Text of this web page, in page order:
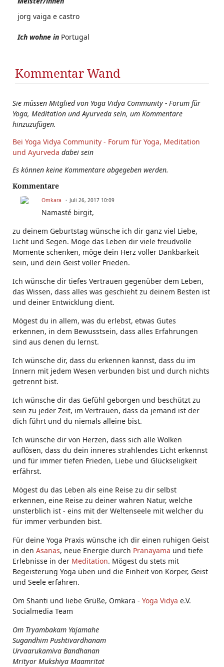
jorg vaiga e castro
Ich wohne in Portugal
Kommentar Wand
Sie müssen Mitglied von Yoga Vidya Community - Forum für
Yoga, Meditation und Ayurveda sein, um Kommentare
hinzuzufügen.
Bei Yoga Vidya Community - Forum für Yoga, Meditation
und Ayurveda dabei sein
Es können keine Kommentare abgegeben werden.
Kommentare
Omkara Juli 26, 2017 10:09
Namasté birgit,
zu deinem Geburtstag wünsche ich dir ganz viel Liebe,
Licht und Segen. Möge das Leben dir viele freudvolle
Momente schenken, möge dein Herz voller Dankbarkeit
sein, und dein Geist voller Frieden.
Ich wünsche dir tiefes Vertrauen gegenüber dem Leben,
das Wissen, dass alles was geschieht zu deinem Besten ist
und deiner Entwicklung dient.
Mögest du in allem, was du erlebst, etwas Gutes
erkennen, in dem Bewusstsein, dass alles Erfahrungen
sind aus denen du lernst.
Ich wünsche dir, dass du erkennen kannst, dass du im
Innern mit jedem Wesen verbunden bist und durch nichts
getrennt bist.
Ich wünsche dir das Gefühl geborgen und beschützt zu
sein zu jeder Zeit, im Vertrauen, dass da jemand ist der
dich führt und du niemals alleine bist.
Ich wünsche dir von Herzen, dass sich alle Wolken
auflösen, dass du dein inneres strahlendes Licht erkennst
und für immer tiefen Frieden, Liebe und Glückseligkeit
erfährst.
Mögest du das Leben als eine Reise zu dir selbst
erkennen, eine Reise zu deiner wahren Natur, welche
unsterblich ist - eins mit der Weltenseele mit welcher du
für immer verbunden bist.
Für deine Yoga Praxis wünsche ich dir einen ruhigen Geist
in den Asanas, neue Energie durch Pranayama und tiefe
Erlebnisse in der Meditation. Mögest du stets mit
Begeisterung Yoga üben und die Einheit von Körper, Geist
und Seele erfahren.
Om Shanti und liebe Grüße, Omkara - Yoga Vidya e.V.
Socialmedia Team
Om Tryambakam Yajamahe
Sugandhim Pushtivardhanam
Urvaarukamiva Bandhanan
Mrityor Mukshiya Maamritat